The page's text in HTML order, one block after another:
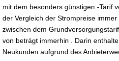
mit dem besonders günstigen -Tarif
der Vergleich der Strompreise
zwischen dem
von beträgt immerhin . Darin
Neukunden aufgrund des